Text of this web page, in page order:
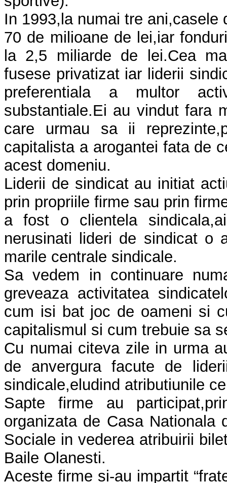
In 1993,la numai tre
70 de milioane de lei,iar
la 2,5 miliarde de lei.Cea
fusese privatizat iar liderii
preferentiala a multor
substantiale.Ei au vindut fara
care urmau sa ii
capitalista a arogantei fata de
acest domeniu.
Liderii de sindicat au initiat
prin propriile firme sau prin
a fost o clientela
nerusinati lideri de sindicat o
marile centrale sindicale.
Sa vedem in continuare
greveaza activitatea
cum isi bat joc de oameni si
capitalismul si cum trebuie sa
Cu numai citeva zile in urma
de anvergura facute de
sindicale,eludind atributiunile
Sapte firme au
organizata de Casa Nationala
Sociale in vederea atribuirii
Baile Olanesti.
Aceste firme si-au impartit